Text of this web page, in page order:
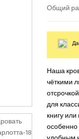
Общий
Наша
чёткими
для
книгу
особенно